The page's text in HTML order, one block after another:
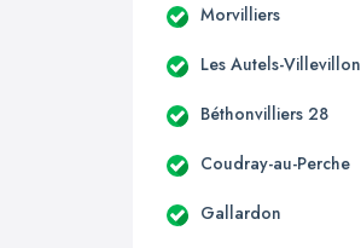
Morvilliers
Les Autels-Villevillon
Béthonvilliers 28
Coudray-au-Perche
Gallardon